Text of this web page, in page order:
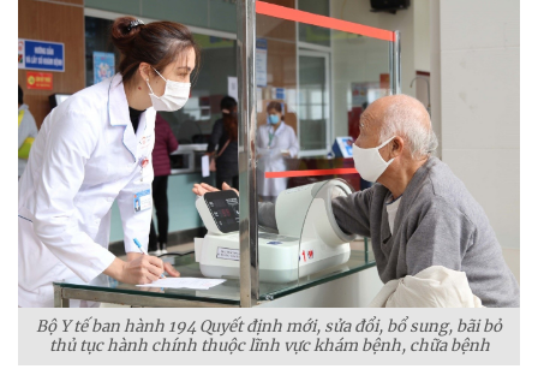
Bộ Y tế ban hành 194 Quyết định mới, sửa đổi, bổ sung, bãi bỏ
thủ tục hành chính thuộc lĩnh vực khám bệnh, chữa bệnh